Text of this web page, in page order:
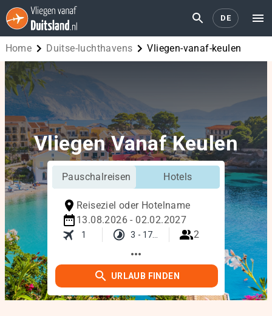
DE
Home duitse-luchthavens vliegen-vanaf-keulen
Vliegen Vanaf Keulen
Pauschalreisen Hotels
Reiseziel oder Hotelname
13.08.2026 - 02.02.2027
1 3 - 17 Tage 2
more_horiz
URLAUB FINDEN